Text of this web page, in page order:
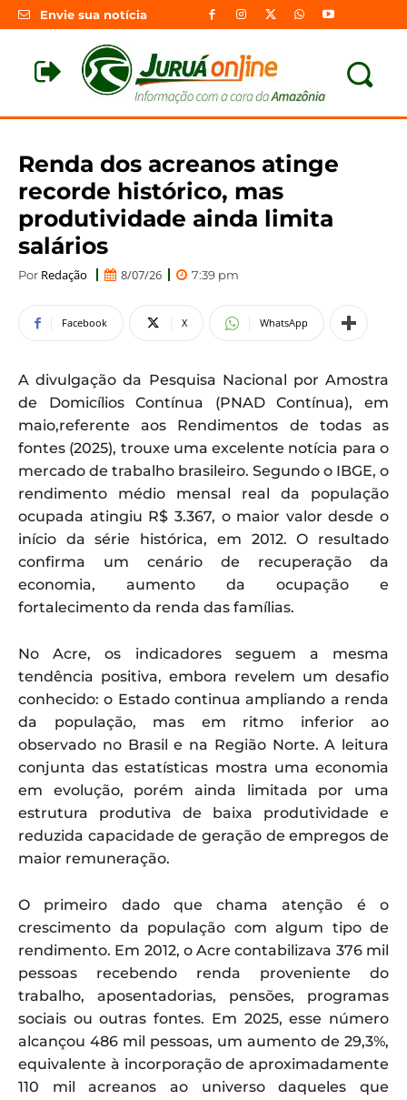
Envie sua notícia
Renda dos acreanos atinge
recorde histórico, mas
produtividade ainda limita
salários
Por Redação 8/07/26 7:39 pm
Facebook X WhatsApp
A divulgação da Pesquisa Nacional por Amostra
de Domicílios Contínua (PNAD Contínua), em
maio,referente aos Rendimentos de todas as
fontes (2025), trouxe uma excelente notícia para o
mercado de trabalho brasileiro. Segundo o IBGE, o
rendimento médio mensal real da população
ocupada atingiu R$ 3.367, o maior valor desde o
início da série histórica, em 2012. O resultado
confirma um cenário de recuperação da
economia, aumento da ocupação e
fortalecimento da renda das famílias.
No Acre, os indicadores seguem a mesma
tendência positiva, embora revelem um desafio
conhecido: o Estado continua ampliando a renda
da população, mas em ritmo inferior ao
observado no Brasil e na Região Norte. A leitura
conjunta das estatísticas mostra uma economia
em evolução, porém ainda limitada por uma
estrutura produtiva de baixa produtividade e
reduzida capacidade de geração de empregos de
maior remuneração.
O primeiro dado que chama atenção é o
crescimento da população com algum tipo de
rendimento. Em 2012, o Acre contabilizava 376 mil
pessoas recebendo renda proveniente do
trabalho, aposentadorias, pensões, programas
sociais ou outras fontes. Em 2025, esse número
alcançou 486 mil pessoas, um aumento de 29,3%,
equivalente à incorporação de aproximadamente
110 mil acreanos ao universo daqueles que